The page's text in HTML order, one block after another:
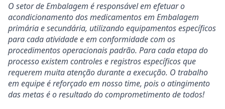
O setor de Embalagem é responsável em efetuar o
acondicionamento dos medicamentos em Embalagem
primária e secundária, utilizando equipamentos específicos
para cada atividade e em conformidade com os
procedimentos operacionais padrão. Para cada etapa do
processo existem controles e registros específicos que
requerem muita atenção durante a execução. O trabalho
em equipe é reforçado em nosso time, pois o atingimento
das metas é o resultado do comprometimento de todos!